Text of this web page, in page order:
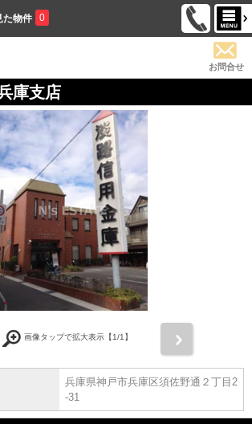
た物件 0
お問合せ
庫支店
画像タップで拡大表示【1/1】
兵庫県神戸市兵庫区須佐野通２丁目2
-31